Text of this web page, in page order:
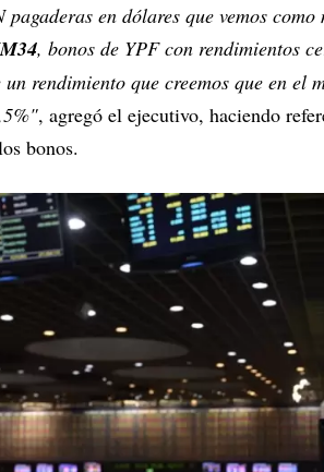
pagaderas en dólares que vemos
, bonos de YPF con rendimientos
un rendimiento que creemos que en el
, agregó el ejecutivo, haciendo
bonos.